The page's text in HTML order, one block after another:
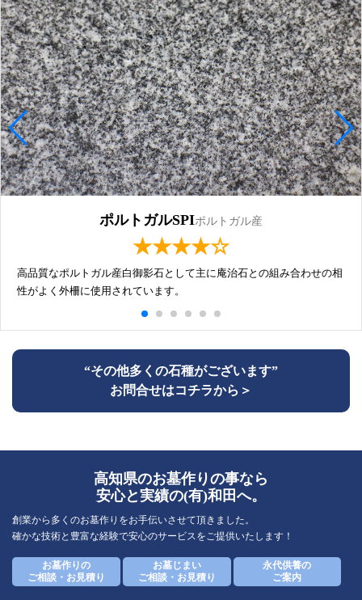
ポルトガルSPIポルトガル産
★★★★☆
高品質なポルトガル産白御影石として主に庵治石との組み合わせの相
性がよく外柵に使用されています。
“その他多くの石種がございます”
お問合せはコチラから＞
高知県のお墓作りの事なら
安心と実績の(有)和田へ。
創業から多くのお墓作りをお手伝いさせて頂きました。
確かな技術と豊富な経験で安心のサービスをご提供いたします！
お墓作りの
ご相談・お見積り
お墓じまい
ご相談・お見積り
永代供養の
ご案内